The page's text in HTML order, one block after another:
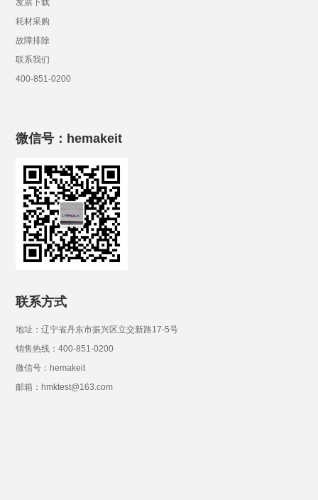
发票下载
耗材采购
故障排除
联系我们
400-851-0200
微信号：hemakeit
联系方式
地址：辽宁省丹东市振兴区立交新路17-5号
销售热线：400-851-0200
微信号：hemakeit
邮箱：hmktest@163.com